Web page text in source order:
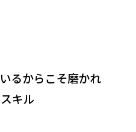
るからこそ磨かれ
キル